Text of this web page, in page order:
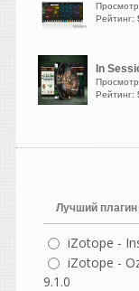
Heavy
написал
Похоже,
недолом.
машинах и
написал
бывает
коллега,
потом
Но в моих
Рейтинг:
In
Рейтинг:
Лучший
iZotope -
iZotope -
9.1.0